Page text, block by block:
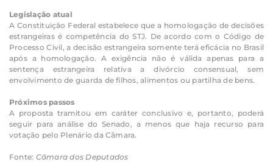
Legislação atual
A Constituição Federal estabelece que a homologação de decisões
estrangeiras é competência do STJ. De acordo com o Código de
Processo Civil, a decisão estrangeira somente terá eficácia no Brasil
após a homologação. A exigência não é válida apenas para a
sentença estrangeira relativa a divórcio consensual, sem
envolvimento de guarda de filhos, alimentos ou partilha de bens.
Próximos passos
A proposta tramitou em caráter conclusivo e, portanto, poderá
seguir para análise do Senado, a menos que haja recurso para
votação pelo Plenário da Câmara.
Fonte: Câmara dos Deputados